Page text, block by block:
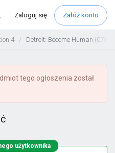
Zaloguj się Załóż konto
4 Detroit: Become Human
tego ogłoszenia został
użytkownika